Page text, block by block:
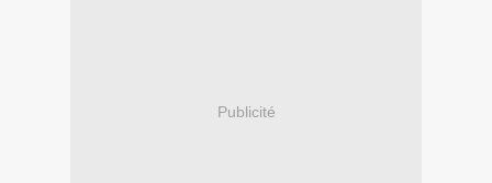
Publicité